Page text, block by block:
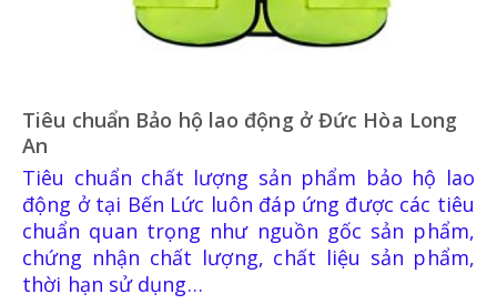
Tiêu chuẩn Bảo hộ lao động ở Đức Hòa Long
An
Tiêu chuẩn chất lượng sản phẩm bảo hộ lao
động ở tại Bến Lức luôn đáp ứng được các tiêu
chuẩn quan trọng như nguồn gốc sản phẩm,
chứng nhận chất lượng, chất liệu sản phẩm,
thời hạn sử dụng…